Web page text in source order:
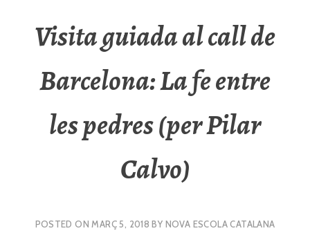
Visita guiada al call de
Barcelona: La fe entre
les pedres (per Pilar
Calvo)
POSTED ON MARÇ 5, 2018 BY NOVA ESCOLA CATALANA